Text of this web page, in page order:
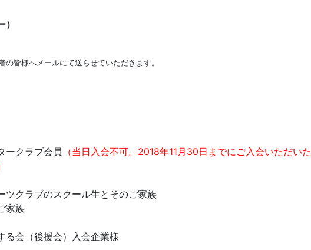
皆様へメールにて送らせていただきます。
ークラブ会員 （当日入会不可。2018年11月30日までにご入会いただいた
ツクラブのスクール生とそのご家族
家族
る会（後援会）入会企業様